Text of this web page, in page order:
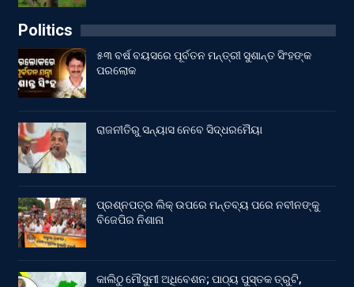
Politics
୫୩ ବର୍ଷ ବୟସରେ ପୂର୍ବତନ ମନ୍ତ୍ରୀ ସୁଶାନ୍ତ ସିଂହଙ୍କ
ପରଲୋକ
ରାଜନୀତିରୁ ସନ୍ୟାସ ନେବେ ସିଦ୍ଧରମୈୟା
ପ୍ରଶ୍ନପତ୍ର ଲିକ୍ ଉପରେ ମନ୍ତବ୍ୟ ପରେ ନବୀନଙ୍କୁ
ବିଜେପିର ନିଶାନା
କାଲିଠୁ ମୌସୁମୀ ଅଧିବେଶନ; ପାଠ୍ୟ ପୁସ୍ତକ ତ୍ରୁଟି,